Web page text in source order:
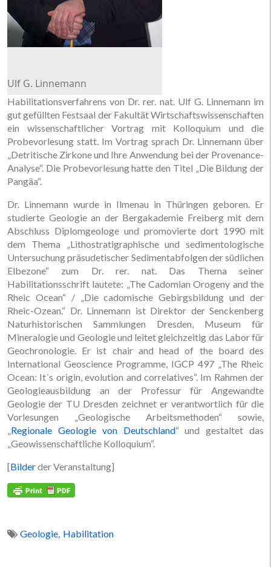
Ulf G. Linnemann
Habilitationsverfahrens von Dr. rer. nat. Ulf G. Linnemann im
gut gefüllten Festsaal der Fakultät Wirtschaftswissenschaften
ein wissenschaftlicher Vortrag mit Kolloquium und die
Probevorlesung statt. Im Vortrag sprach Dr. Linnemann über
„Detritische Zirkone und Ihre Anwendung bei der Provenance-
Analyse“. Die Probevorlesung hatte den Titel „Die Bildung der
Pangäa“.
Dr. Linnemann wurde in Ilmenau in Thüringen geboren. Er
studierte Geologie an der Bergakademie Freiberg mit dem
Abschluss Diplomgeologe und promovierte dort 1990 mit
dem Thema „Lithostratigraphische und sedimentologische
Untersuchung präsudetischer Sedimentabfolgen der südlichen
Elbezone“ zum Dr. rer. nat. Das Thema seiner
Habilitationsschrift lautete: „The Cadomian Orogeny and the
Rheic Ocean“ / „Die cadomische Gebirgsbildung und der
Rheic-Ozean.“ Dr. Linnemann ist Direktor der Senckenberg
Naturhistorischen Sammlungen Dresden, Museum für
Mineralogie und Geologie und leitet gleichzeitig das Labor für
Geochronologie. Er ist chair and head of the board des
International Geoscience Programme, IGCP 497 „The Rheic
Ocean: It´s origin, evolution and correlatives“. Im Rahmen der
Geologieausbildung an der Professur für Angewandte
Geologie der TU Dresden zeichnet er verantwortlich für die
Vorlesungen „Geologische Arbeitsmethoden“ sowie,
„Regionale Geologie von Deutschland“ und gestaltet das
„Geowissenschaftliche Kolloquium“.
[Bilderder Veranstaltung]
Geologie, Habilitation